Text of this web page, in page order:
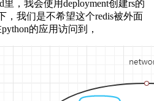
，我会使用deployment创建rs的
，我们是不希望这个redis被外面
的应用访问到，